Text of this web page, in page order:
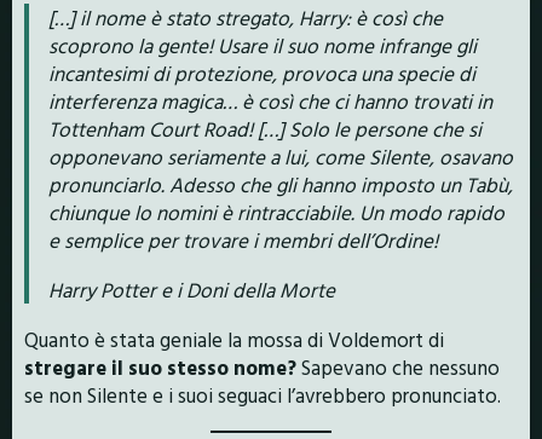
[…] il nome è stato stregato, Harry: è così che
scoprono la gente! Usare il suo nome infrange gli
incantesimi di protezione, provoca una specie di
interferenza magica… è così che ci hanno trovati in
Tottenham Court Road! […] Solo le persone che si
opponevano seriamente a lui, come Silente, osavano
pronunciarlo. Adesso che gli hanno imposto un Tabù,
chiunque lo nomini è rintracciabile. Un modo rapido
e semplice per trovare i membri dell’Ordine!
Harry Potter e i Doni della Morte
Quanto è stata geniale la mossa di Voldemort di
stregare il suo stesso nome?Sapevano che nessuno
se non Silente e i suoi seguaci l’avrebbero pronunciato.